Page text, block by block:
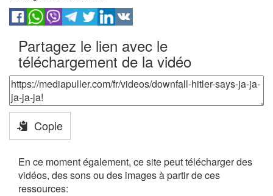
Partagez le lien avec le
téléchargement de la vidéo
Copie
En ce moment également, ce site peut télécharger des
vidéos, des sons ou des images à partir de ces
ressources: